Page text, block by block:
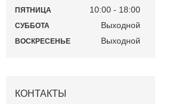
ПЯТНИЦА 10:00 18:00
СУББОТА Выходной
ВОСКРЕСЕНЬЕ Выходной
КОНТАКТЫ